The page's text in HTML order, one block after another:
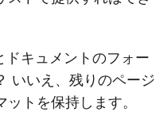
ドキュメントのフォー
いいえ、残りのページ
トを保持します。